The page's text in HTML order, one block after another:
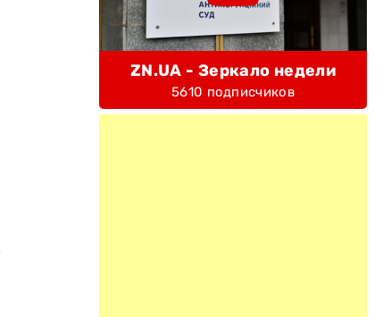
ZN.UA - Зеркало недели
5610 подписчиков